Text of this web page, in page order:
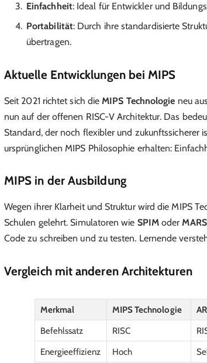
Einfachheit: Ideal für Entwickler und
Portabilität: Durch ihre standardisierte
übertragen.
Aktuelle Entwicklungen bei MIPS
Seit 2021 richtet sich die MIPS Technologie neu
nun auf der offenen RISC-V Architektur. Das
Standard, der noch flexibler und zukunftssicherer
ursprünglichen MIPS Philosophie erhalten:
MIPS in der Ausbildung
Wegen ihrer Klarheit und Struktur wird die MIPS
Schulen gelehrt. Simulatoren wie SPIModerMARS
Code zu schreiben und zu testen. Lernende
Vergleich mit anderen Architekturen
Merkmal MIPS Technologie
Befehlssatz
RISC
Energieeffizienz
Hoch